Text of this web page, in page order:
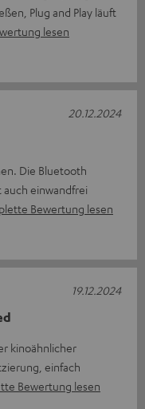
Plug and Play läuft
lesen
Die Bluetooth
einwandfrei
Bewertung lesen
20.12.2024
kinoähnlicher
einfach
Bewertung lesen
19.12.2024